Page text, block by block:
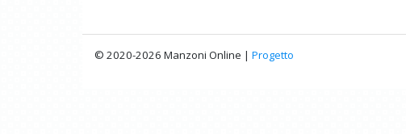
© 2020-2026 Manzoni Online | Progetto